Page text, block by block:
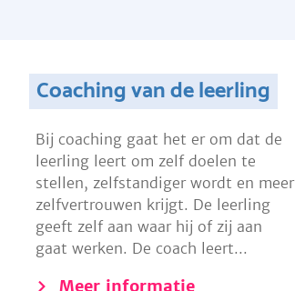
Coaching van de leerling
Bij coaching gaat het er om dat de
leerling leert om zelf doelen te
stellen, zelfstandiger wordt en meer
zelfvertrouwen krijgt. De leerling
geeft zelf aan waar hij of zij aan
gaat werken. De coach leert...
Meer informatie